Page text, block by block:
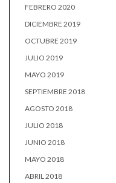
FEBRERO 2020
DICIEMBRE 2019
OCTUBRE 2019
JULIO 2019
MAYO 2019
SEPTIEMBRE 2018
AGOSTO 2018
JULIO 2018
JUNIO 2018
MAYO 2018
ABRIL 2018